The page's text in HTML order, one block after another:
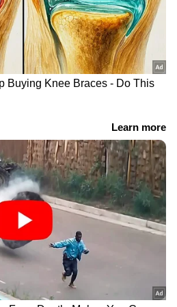
സ‍‍ർവീസ് ആരംഭിച്ചിട്ട് 50
വർഷം; തമിഴ്നാട്
എക്സ്പ്രസ് യാത്ര
തുടരുന്നു